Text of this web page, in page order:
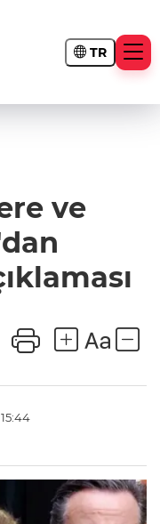
TR
ve